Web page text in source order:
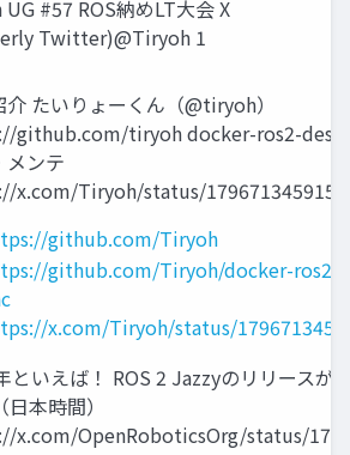
UG #57 ROS納めLT大会 X
Twitter)@Tiryoh 1
介 たいりょーくん（@tiryoh）
github.com/tiryoh docker-ros2-
メンテ
x.com/Tiryoh/status/
github.com/Tiryoh
github.com/Tiryoh/docker-ros2-
x.com/Tiryoh/status/
といえば！ ROS 2 Jazzyのリリースが
本時間）
x.com/OpenRoboticsOrg/status/